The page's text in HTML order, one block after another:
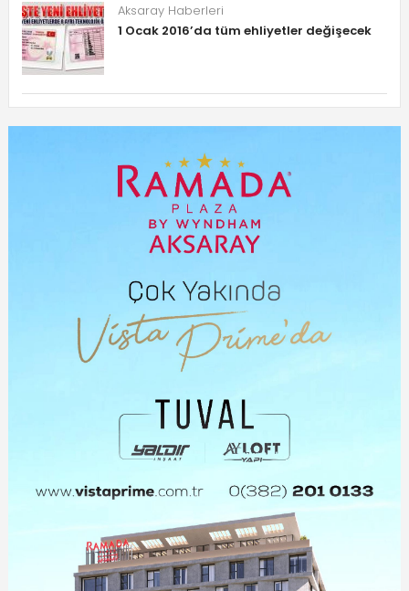
Aksaray Haberleri
1 Ocak 2016’da tüm ehliyetler değişecek